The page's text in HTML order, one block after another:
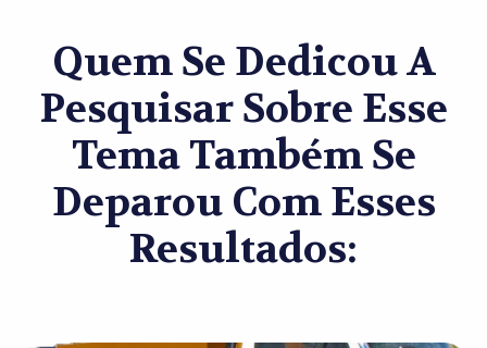
Quem Se Dedicou A
Pesquisar Sobre Esse
Tema Também Se
Deparou Com Esses
Resultados: